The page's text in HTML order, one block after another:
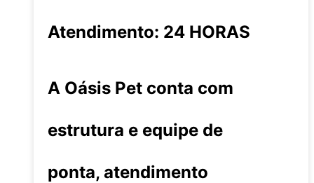
Atendimento: 24 HORAS
A Oásis Pet conta com
estrutura e equipe de
ponta, atendimento